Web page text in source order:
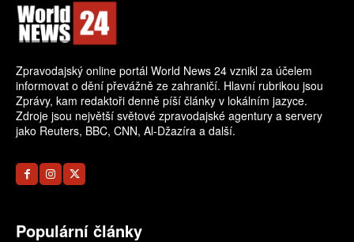
Zpravodajský online portál World News 24 vznikl za účelem
informovat o dění převážně ze zahraničí. Hlavní rubrikou jsou
Zprávy, kam redaktoři denně píší články v lokálním jazyce.
Zdroje jsou největší světové zpravodajské agentury a servery
jako Reuters, BBC, CNN, Al-Džazíra a další.
Populární články